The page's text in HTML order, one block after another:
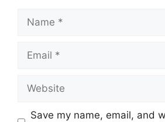
Save my name, email, and